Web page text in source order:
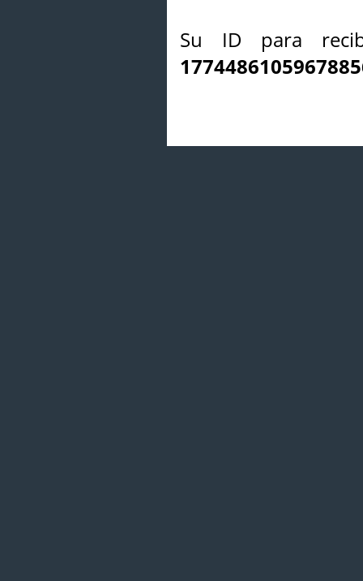
Su ID para